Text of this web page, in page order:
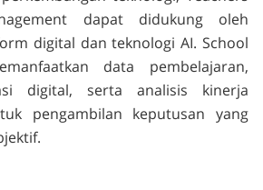
dapat didukung oleh
digital dan teknologi AI. School
data pembelajaran,
digital, serta analisis kinerja
pengambilan keputusan yang